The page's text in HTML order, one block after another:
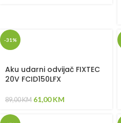
-31%
Aku udarni odvijač FIXTEC
20V FCID150LFX
89,00KM 61,00KM